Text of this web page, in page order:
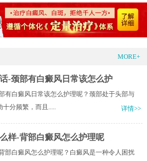
MORE+
-颈部有白癜风日常该怎么护
有白癜风日常该怎么护理呢？颈部处于头部与
分频繁，而且.....
详情>>
样-背部白癜风怎么护理呢
部白癜风怎么护理呢？白癜风是一种令人困扰